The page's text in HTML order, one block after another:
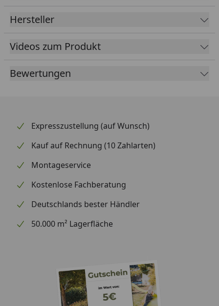
Vitavia Sicherheitsdatenblatt
Vitavia Aluminium Dachfenster ohne
Verglasung für Zeus und Zeus Comfort
Hersteller
Videos zum Produkt
Bewertungen
Expresszustellung (auf Wunsch)
Kauf auf Rechnung (10 Zahlarten)
Montageservice
Kostenlose Fachberatung
Deutschlands bester Händler
50.000 m² Lagerfläche